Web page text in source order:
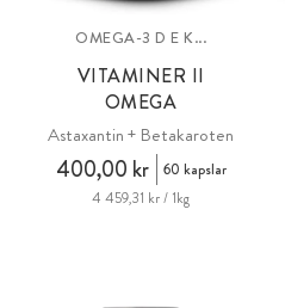
OMEGA-3 D E K...
VITAMINER II
OMEGA
Astaxantin + Betakaroten
400,00 kr
60 kapslar
4 459,31 kr / 1kg